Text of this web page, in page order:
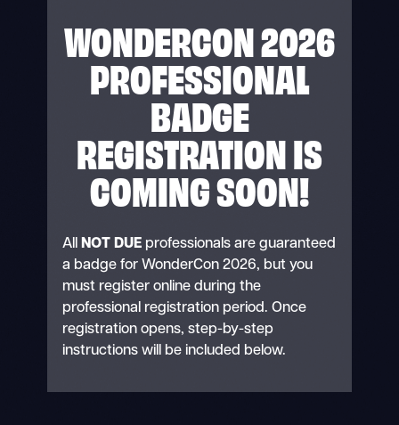
WONDERCON 2026
PROFESSIONAL
BADGE
REGISTRATION IS
COMING SOON!
All NOT DUE professionals are guaranteed
a badge for WonderCon 2026, but you
must register online during the
professional registration period. Once
registration opens, step-by-step
instructions will be included below.